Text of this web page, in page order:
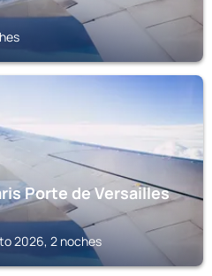
Porte de Versailles
2026, 2 noches